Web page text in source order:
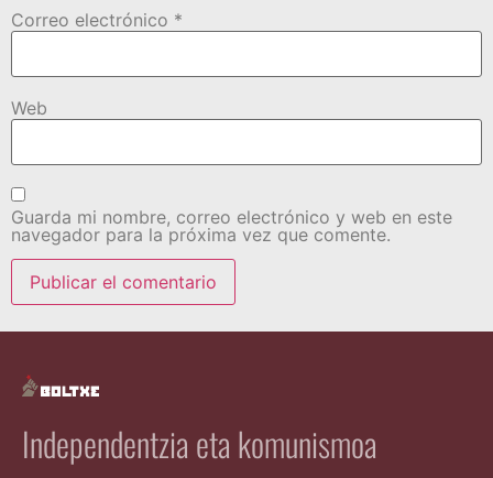
Correo electrónico *
Web
Guarda mi nombre, correo electrónico y web en este
navegador para la próxima vez que comente.
Independentzia eta komunismoa